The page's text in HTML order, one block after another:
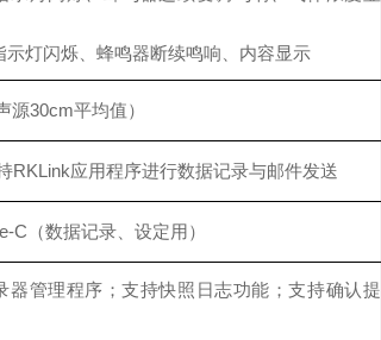
示灯闪烁、蜂鸣器断续鸣响、内容显示
源30cm平均值）
RKLink应用程序进行数据记录与邮件发送
C（数据记录、设定用）
器管理程序；支持快照日志功能；支持确认提